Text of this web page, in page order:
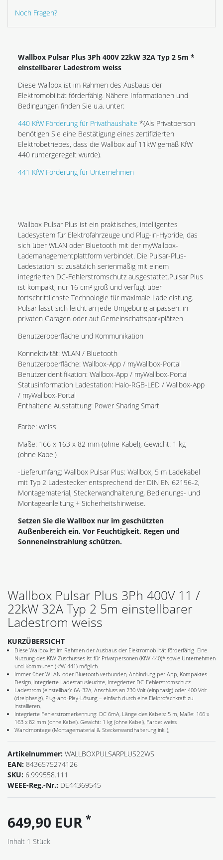
Noch Fragen?
Wallbox Pulsar Plus 3Ph 400V 22kW 32A Typ 2 5m *
einstellbarer Ladestrom weiss
Diese Wallbox ist im Rahmen des Ausbaus der
Elektromobilität förderfähig. Nähere Informationen und
Bedingungen finden Sie u.a. unter:
440 KfW Förderung für Privathaushalte *(Als Privatperson
benötigen Sie eine Bestätigung eines zertifizierten
Elektrobetriebes, dass die Wallbox auf 11kW gemäß KfW
440 runtergeregelt wurde).
441 KfW Förderung für Unternehmen
Wallbox Pulsar Plus ist ein praktisches, intelligentes
Ladesystem für Elektrofahrzeuge und Plug-in-Hybride, das
sich über WLAN oder Bluetooth mit der myWallbox-
Lademanagementplattform verbindet. Die Pulsar-Plus-
Ladestation ist zusätzlich serienmäßig mit einem
integrierten DC-Fehlerstromschutz ausgestattet.Pulsar Plus
ist kompakt, nur 16 cm² groß und verfügt über
fortschrittlichste Technologie für maximale Ladeleistung.
Pulsar lässt sich leicht an jede Umgebung anpassen: in
privaten Garagen oder auf Gemeinschaftsparkplätzen
Benutzeroberfläche und Kommunikation
Konnektivität: WLAN / Bluetooth
Benutzeroberfläche: Wallbox-App / myWallbox-Portal
Benutzeridentifikation: Wallbox-App / myWallbox-Portal
Statusinformation Ladestation: Halo-RGB-LED / Wallbox-App
/ myWallbox-Portal
Enthaltene Ausstattung: Power Sharing Smart
Farbe: weiss
Maße: 166 x 163 x 82 mm (ohne Kabel), Gewicht: 1 kg
(ohne Kabel)
-Lieferumfang: Wallbox Pulsar Plus: Wallbox, 5 m Ladekabel
mit Typ 2 Ladestecker entsprechend der DIN EN 62196-2,
Montagematerial, Steckerwandhalterung, Bedienungs- und
Montageanleitung + Sicherheitshinweise.
Setzen Sie die Wallbox nur im geschützten
Außenbereich ein. Vor Feuchtigkeit, Regen und
Sonneneinstrahlung schützen.
Wallbox Pulsar Plus 3Ph 400V 11 /
22kW 32A Typ 2 5m einstellbarer
Ladestrom weiss
KURZÜBERSICHT
Diese Wallbox ist im Rahmen der Ausbaus der Elektromobilität förderfähig. Eine
Nutzung des KfW Zuschusses ist für Privatpersonen (KfW 440)* sowie Unternehmen
und Kommunen (KfW 441) möglich.
Immer über WLAN oder Bluetooth verbunden, Anbindung per App, Kompaktes
Design, Integrierte Ladestatusleuchte, Integrierter DC-Fehlerstromschutz
Ladestrom (einstellbar): 6A-32A, Anschluss an 230 Volt (einphasig) oder 400 Volt
(dreiphasig), Plug-and-Play-Lösung – einfach durch eine Elektrofachkraft zu
installieren,
Integrierte Fehlerstromerkennung: DC 6mA, Länge des Kabels: 5 m, Maße: 166 x
163 x 82 mm (ohne Kabel), Gewicht: 1 kg (ohne Kabel), Farbe: weiss
Wandmontage (Montagematerial & Steckerwandhalterung inkl.),
Artikelnummer: WALLBOXPULSARPLUS22WS
EAN: 8436575274126
SKU: 6.999558.111
WEEE-Reg.-Nr.: DE44369545
649,90 EUR *
Inhalt 1 Stück